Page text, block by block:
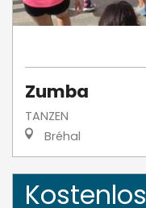
Zumba
TANZEN
Bréhal
Kostenlos